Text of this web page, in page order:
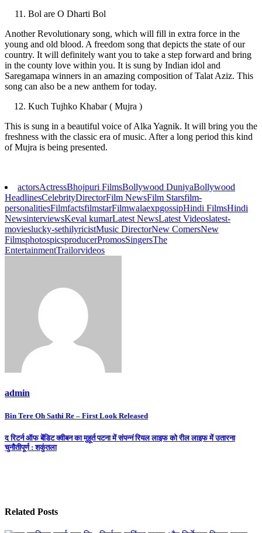
Bol are O Dharti Bol
Another Revolutionary song, which will fill in extra force in the
young and old blood. A freedom song that depicts the state of our
country. It will definitely want you to take a step forward and bring
in the county love within you. It is sung by Indian idol and
Saregamapa winners in an amazing composition of Talat Aziz. This
song can also be a new anthem for today.
Kuch Tujhko Khabar ( Mujra )
This is sung in a beautiful voice of Alka Yagnik. It will bring you the
freshness with the classic era of music. After a long period this kind
of Mujra is being presented.
actorsActressBhojpuri FilmsBollywood DuniyaBollywood
HeadlinesCelebrityDirectorFilm NewsFilm Starsfilm-
personalitiesFilmfactsfilmstarFilmwalaexpgossipHindi FilmsHindi
NewsinterviewsKeval kumarLatest NewsLatest Videoslatest-
movieslucky-sethilyricistMusic DirectorNew ComersNew
FilmsphotospicsproducerPromosSingersThe
EntertainmentTrailorvideos
admin
Post
navigation
Bin Tere Oh Sathi Re – First Look Released
द रिटर्न ऑफ बेंडिट क्वीबन का मुहूर्त पटना में संपन्नं रियल लाइफ को रील लाइफ में उतारना
चुनौतीपूर्ण : शकुंतला
Related Posts